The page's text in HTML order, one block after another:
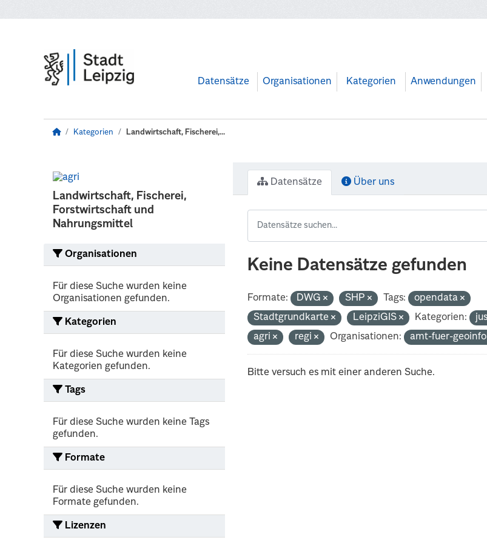
Datensätze Organisationen Kategorien Anwendungen
Kategorien Landwirtschaft, Fischerei,...
Landwirtschaft, Fischerei,
Forstwirtschaft und
Nahrungsmittel
Organisationen
Für diese Suche wurden keine
Organisationen gefunden.
Kategorien
Für diese Suche wurden keine
Kategorien gefunden.
Tags
Für diese Suche wurden keine Tags
gefunden.
Formate
Für diese Suche wurden keine
Formate gefunden.
Lizenzen
Datensätze Über uns
Keine Datensätze gefunden
Formate: DWG SHP Tags:
opendata
Stadtgrundkarte
LeipziGIS Kategorien:
agri
regi Organisationen: amt-fuer-
Bitte versuch es mit einer anderen Suche.